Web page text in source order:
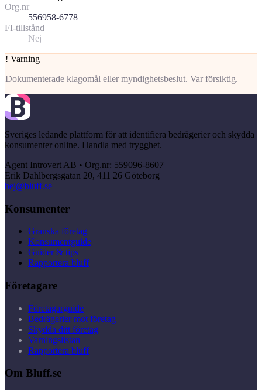
Org.nr
556958-6778
FI-tillstånd
Nej
! Varning
Dokumenterade klagomål eller myndighetsbeslut. Var försiktig.
Sveriges ledande plattform för att identifiera bedrägerier och skydda
konsumenter online. Handla med trygghet.
Agent Introvert AB • Org.nr: 559096-8607
Erik Dahlbergsgatan 20, 411 26 Göteborg
hej@bluff.se
Konsumenter
Granska företag
Konsumentguide
Guider & tips
Rapportera bluff
Företagare
Företagarguide
Bedrägerier mot företag
Skydda ditt företag
Varningslistan
Rapportera bluff
Om Bluff.se